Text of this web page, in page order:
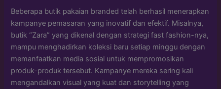
Beberapa butik pakaian branded telah berhasil menerapkan
kampanye pemasaran yang inovatif dan efektif. Misalnya,
butik “Zara” yang dikenal dengan strategi fast fashion-nya,
mampu menghadirkan koleksi baru setiap minggu dengan
memanfaatkan media sosial untuk mempromosikan
produk-produk tersebut. Kampanye mereka sering kali
mengandalkan visual yang kuat dan storytelling yang